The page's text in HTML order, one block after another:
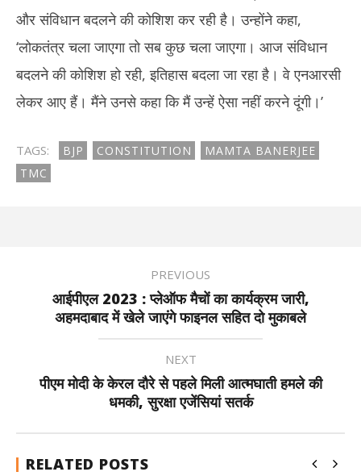
और संविधान बदलने की कोशिश कर रही है। उन्होंने कहा,
‘लोकतंत्र चला जाएगा तो सब कुछ चला जाएगा। आज संविधान
बदलने की कोशिश हो रही, इतिहास बदला जा रहा है। वे एनआरसी
लेकर आए हैं। मैंने उनसे कहा कि मैं उन्हें ऐसा नहीं करने दूंगी।’
TAGS: BJP CONSTITUTION
MAMTA BANERJEE
TMC
PREVIOUS
आईपीएल 2023 : प्लेऑफ मैचों का कार्यक्रम जारी,
अहमदाबाद में खेले जाएंगे फाइनल सहित दो मुकाबले
NEXT
पीएम मोदी के केरल दौरे से पहले मिली आत्मघाती हमले की
धमकी, सुरक्षा एजेंसियां सतर्क
RELATED POSTS